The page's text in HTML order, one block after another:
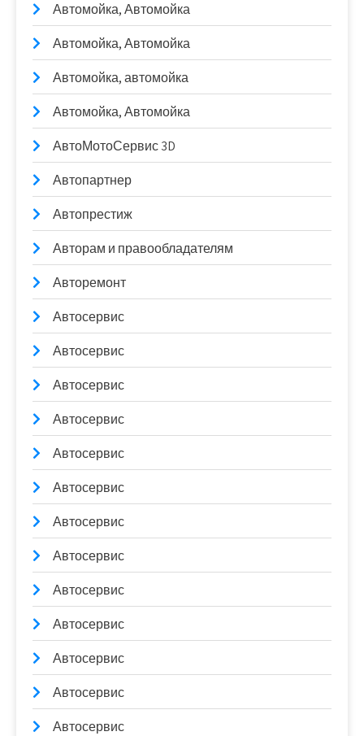
Автомойка, Автомойка
Автомойка, Автомойка
Автомойка, автомойка
Автомойка, Автомойка
АвтоМотоСервис 3D
Автопартнер
Автопрестиж
Авторам и правообладателям
Авторемонт
Автосервис
Автосервис
Автосервис
Автосервис
Автосервис
Автосервис
Автосервис
Автосервис
Автосервис
Автосервис
Автосервис
Автосервис
Автосервис